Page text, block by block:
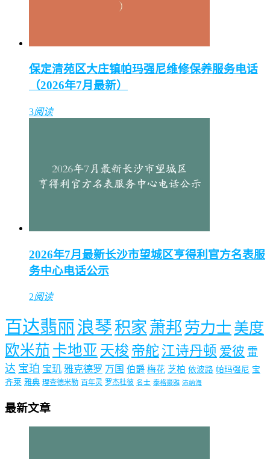
保定清苑区大庄镇帕玛强尼维修保养服务电话
（2026年7月最新）
3阅读
2026年7月最新长沙市望城区亨得利官方名表服
务中心电话公示
2阅读
百达翡丽 浪琴 积家 萧邦 劳力士 美度
欧米茄 卡地亚 天梭 帝舵 江诗丹顿 爱彼 雷
达 宝珀 宝玑 雅克德罗 万国 伯爵 梅花 芝柏 依波路 帕玛强尼 宝
齐莱 雅典 理查德米勒 百年灵 罗杰杜彼 名士 泰格豪雅 沛纳海
最新文章